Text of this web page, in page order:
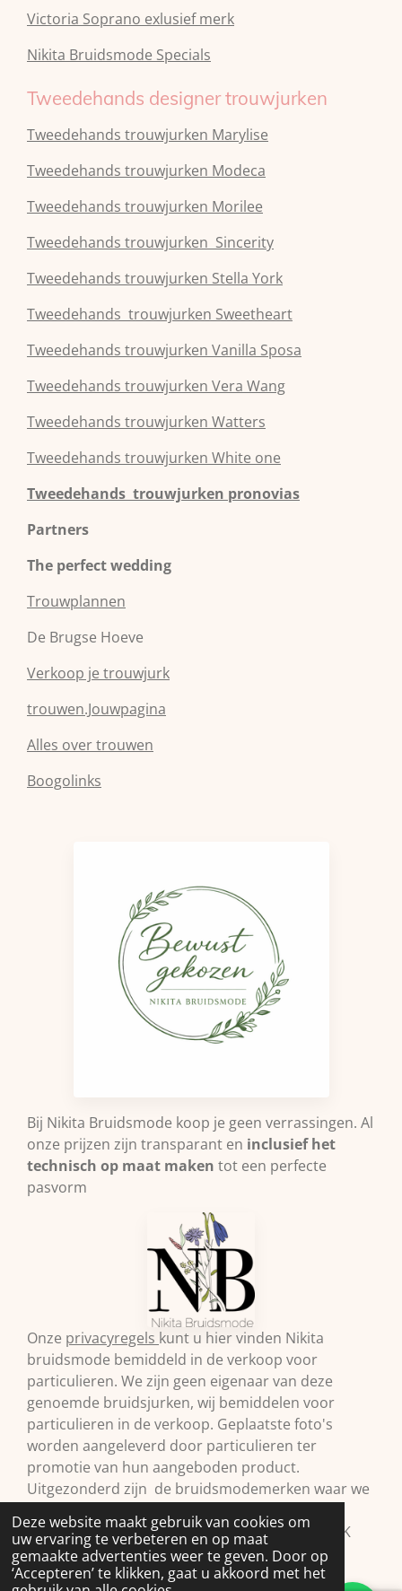
Deze website maakt gebruik van cookies om
uw ervaring te verbeteren en op maat
gemaakte advertenties weer te geven. Door op
‘Accepteren’ te klikken, gaat u akkoord met het
Victoria Soprano exlusief merk
Nikita Bruidsmode Specials
Tweedehands designer trouwjurken
Tweedehands trouwjurken Marylise
Tweedehands trouwjurken Modeca
Tweedehands trouwjurken Morilee
Tweedehands trouwjurken Sincerity
Tweedehands trouwjurken Stella York
Tweedehands trouwjurken Sweetheart
Tweedehands trouwjurken Vanilla Sposa
Tweedehands trouwjurken Vera Wang
Tweedehands trouwjurken Watters
Tweedehands trouwjurken White one
Tweedehands trouwjurken pronovias
Partners
The perfect wedding
Trouwplannen
De Brugse Hoeve
Verkoop je trouwjurk
trouwen.Jouwpagina
Alles over trouwen
Boogolinks
Bij Nikita Bruidsmode koop je geen verrassingen. Al
onze prijzen zijn transparant en inclusief het
technisch op maat maken tot een perfecte
pasvorm
Onze privacyregels kunt u hier vinden Nikita
bruidsmode bemiddeld in de verkoop voor
particulieren. We zijn geen eigenaar van deze
genoemde bruidsjurken, wij bemiddelen voor
particulieren in de verkoop. Geplaatste foto's
worden aangeleverd door particulieren ter
promotie van hun aangeboden product.
Uitgezonderd zijn de bruidsmodemerken waar we
voorbehoud.© 2009 Nikita Bruidsmode B.V. KVK
98293397